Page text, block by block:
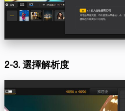
2-3. 選擇解析度